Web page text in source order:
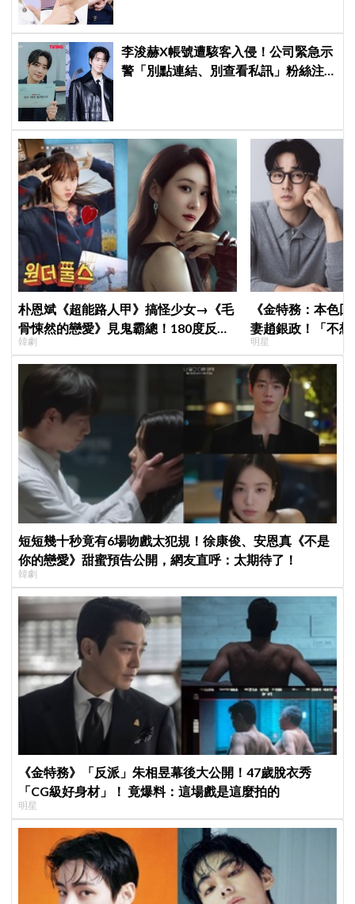
李浚赫X帳號遭駭客入侵！公司緊急示
警「別點連結、別查看私訊」粉絲注
朴恩斌《超能路人甲》搞怪少女→《毛
骨悚然的戀愛》見鬼霸總！180度反差
演技獲讚「信看演員」
韓劇
《金特務：本色
妻趙銀政！「不
一句話展現滿滿
明星
短短幾十秒竟有6場吻戲太犯規！徐康俊、安恩真《不是
你的戀愛》甜蜜預告公開，網友直呼：太期待了！
韓劇
《金特務》「反派」朱相昱幕後大公開！47歲脫衣秀
「CG級好身材」！ 竟爆料：這場戲是這麼拍的
明星